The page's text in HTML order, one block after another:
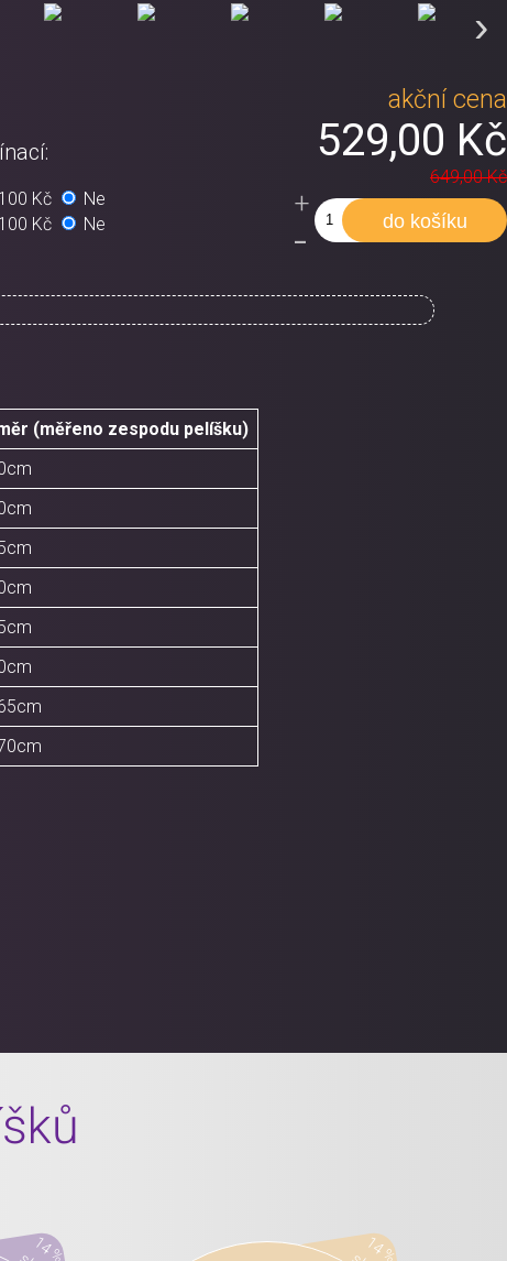
›
Kč
Ne
Kč Ne
akční cena
529,00 Kč
649,00 Kč
-
+
(měřeno zespodu pelíšku)
14 % 14 %